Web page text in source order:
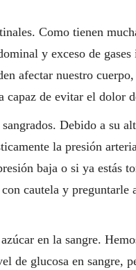
Como tienen
y exceso de
afectar nuestro
capaz de evitar el dolor
Debido a su
la presión
baja o si ya estás
con cautela y
en la sangre.
de glucosa en sangre,